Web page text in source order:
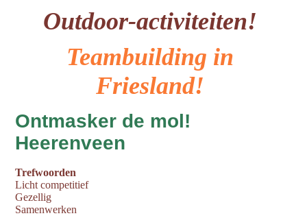
Outdoor-activiteiten!
Teambuilding in
Friesland!
Ontmasker de mol!
Heerenveen
Trefwoorden
Licht competitief
Gezellig
Samenwerken